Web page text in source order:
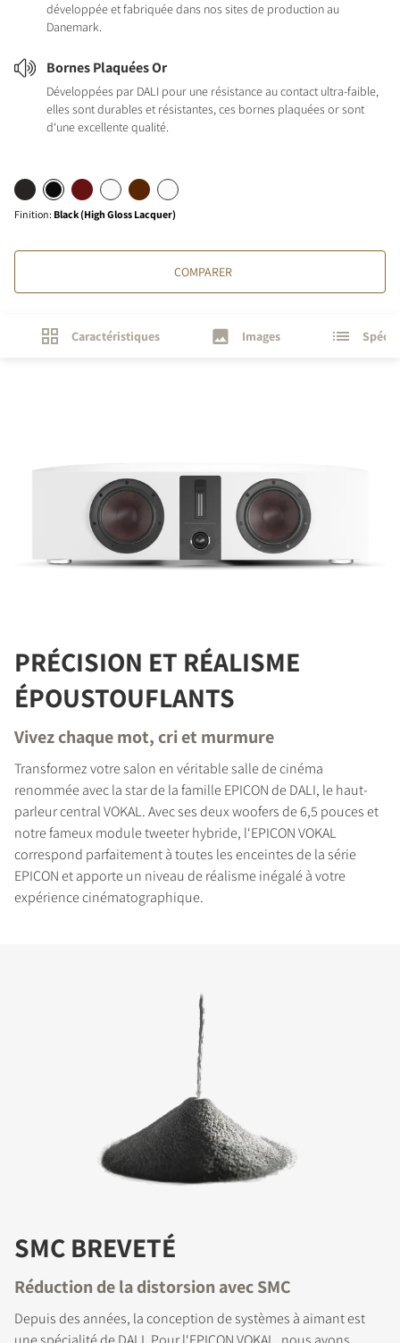
développée et fabriquée dans nos sites de production au
Danemark.
Bornes Plaquées Or
Développées par DALI pour une résistance au contact ultra-faible,
elles sont durables et résistantes, ces bornes plaquées or sont
d‘une excellente qualité.
Finition: Black (High Gloss Lacquer)
COMPARER
Caractéristiques Images
PRÉCISION ET RÉALISME
ÉPOUSTOUFLANTS
Vivez chaque mot, cri et murmure
Transformez votre salon en véritable salle de cinéma
renommée avec la star de la famille EPICON de DALI, le haut-
parleur central VOKAL. Avec ses deux woofers de 6,5 pouces et
notre fameux module tweeter hybride, l‘EPICON VOKAL
correspond parfaitement à toutes les enceintes de la série
EPICON et apporte un niveau de réalisme inégalé à votre
expérience cinématographique.
SMC BREVETÉ
Réduction de la distorsion avec SMC
Depuis des années, la conception de systèmes à aimant est